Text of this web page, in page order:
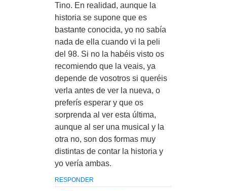
Tino. En realidad, aunque la
historia se supone que es
bastante conocida, yo no sabía
nada de ella cuando vi la peli
del 98. Si no la habéis visto os
recomiendo que la veais, ya
depende de vosotros si queréis
verla antes de ver la nueva, o
preferís esperar y que os
sorprenda al ver esta última,
aunque al ser una musical y la
otra no, son dos formas muy
distintas de contar la historia y
yo vería ambas.
RESPONDER